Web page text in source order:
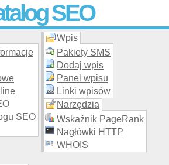
SEO
promocja stron WWW –
katalogu za darmo!
SEO
Wpis
Pakiety SMS
Dodaj wpis
Panel wpisu
Linki wpisów
Narzędzia
Wskaźnik PageRank
Nagłówki HTTP
WHOIS